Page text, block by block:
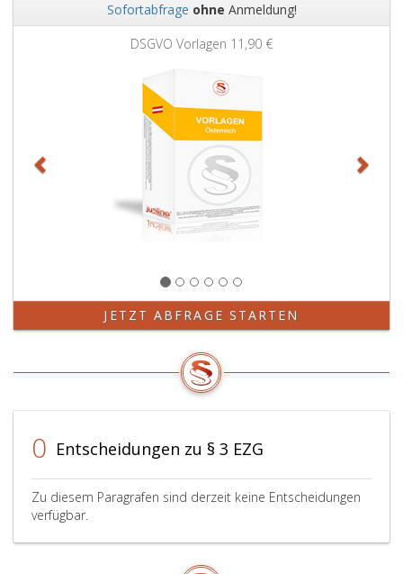
Sofortabfrage ohne Anmeldung!
DSGVO Vorlagen 11,90 €
JETZT ABFRAGE STARTEN
0 Entscheidungen zu § 3 EZG
Zu diesem Paragrafen sind derzeit keine Entscheidungen
verfügbar.